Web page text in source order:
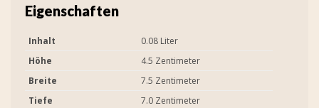
Eigenschaften
Inhalt
0.08 Liter
Höhe
4.5 Zentimeter
Breite
7.5 Zentimeter
Tiefe
7.0 Zentimeter